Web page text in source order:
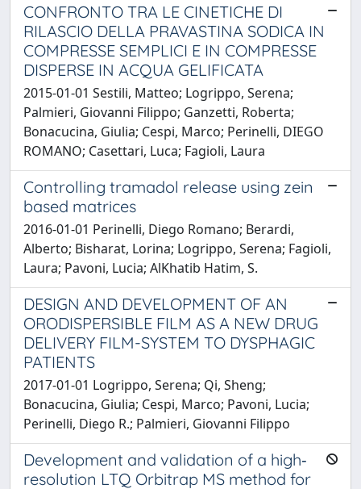
CONFRONTO TRA LE CINETICHE DI
RILASCIO DELLA PRAVASTINA SODICA IN
COMPRESSE SEMPLICI E IN COMPRESSE
DISPERSE IN ACQUA GELIFICATA
2015-01-01 Sestili, Matteo; Logrippo, Serena;
Palmieri, Giovanni Filippo; Ganzetti, Roberta;
Bonacucina, Giulia; Cespi, Marco; Perinelli, DIEGO
ROMANO; Casettari, Luca; Fagioli, Laura
Controlling tramadol release using zein
based matrices
2016-01-01 Perinelli, Diego Romano; Berardi,
Alberto; Bisharat, Lorina; Logrippo, Serena; Fagioli,
Laura; Pavoni, Lucia; AlKhatib Hatim, S.
DESIGN AND DEVELOPMENT OF AN
ORODISPERSIBLE FILM AS A NEW DRUG
DELIVERY FILM-SYSTEM TO DYSPHAGIC
PATIENTS
2017-01-01 Logrippo, Serena; Qi, Sheng;
Bonacucina, Giulia; Cespi, Marco; Pavoni, Lucia;
Perinelli, Diego R.; Palmieri, Giovanni Filippo
Development and validation of a high‐
resolution LTQ Orbitrap MS method for